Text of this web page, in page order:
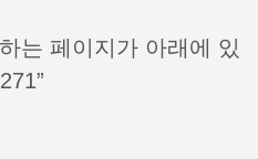
는 페이지가 아래에 있